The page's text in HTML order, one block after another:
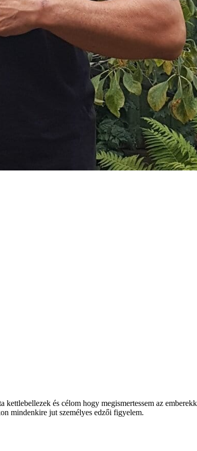
és célom hogy megismertessem az
mindenkire jut személyes edzői figyelem.